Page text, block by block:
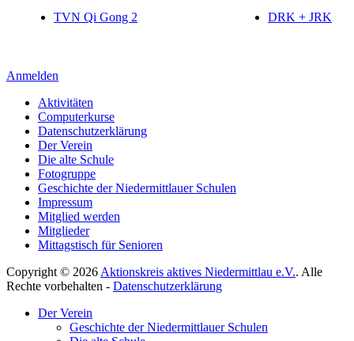
TVN Qi Gong 2 DRK + JRK
Anmelden
Aktivitäten
Computerkurse
Datenschutzerklärung
Der Verein
Die alte Schule
Fotogruppe
Geschichte der Niedermittlauer Schulen
Impressum
Mitglied werden
Mitglieder
Mittagstisch für Senioren
Copyright © 2026Aktionskreis aktives Niedermittlau e.V.. Alle
Rechte vorbehalten - Datenschutzerklärung
scrollenDer Verein
Geschichte der Niedermittlauer Schulen